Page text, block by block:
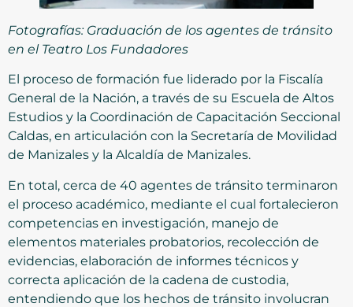
Fotografías: Graduación de los agentes de tránsito
en el Teatro Los Fundadores
El proceso de formación fue liderado por la Fiscalía
General de la Nación, a través de su Escuela de Altos
Estudios y la Coordinación de Capacitación Seccional
Caldas, en articulación con la Secretaría de Movilidad
de Manizales y la Alcaldía de Manizales.
En total, cerca de 40 agentes de tránsito terminaron
el proceso académico, mediante el cual fortalecieron
competencias en investigación, manejo de
elementos materiales probatorios, recolección de
evidencias, elaboración de informes técnicos y
correcta aplicación de la cadena de custodia,
entendiendo que los hechos de tránsito involucran